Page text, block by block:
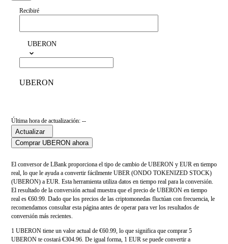
Recibiré
UBERON
UBERON
Última hora de actualización: --
Actualizar
Comprar UBERON ahora
El conversor de LBank proporciona el tipo de cambio de UBERON y EUR en tiempo
real, lo que le ayuda a convertir fácilmente UBER (ONDO TOKENIZED STOCK)
(UBERON) a EUR. Esta herramienta utiliza datos en tiempo real para la conversión.
El resultado de la conversión actual muestra que el precio de UBERON en tiempo
real es €60.99. Dado que los precios de las criptomonedas fluctúan con frecuencia, le
recomendamos consultar esta página antes de operar para ver los resultados de
conversión más recientes.
1 UBERON tiene un valor actual de €60.99, lo que significa que comprar 5
UBERON te costará €304.96. De igual forma, 1 EUR se puede convertir a